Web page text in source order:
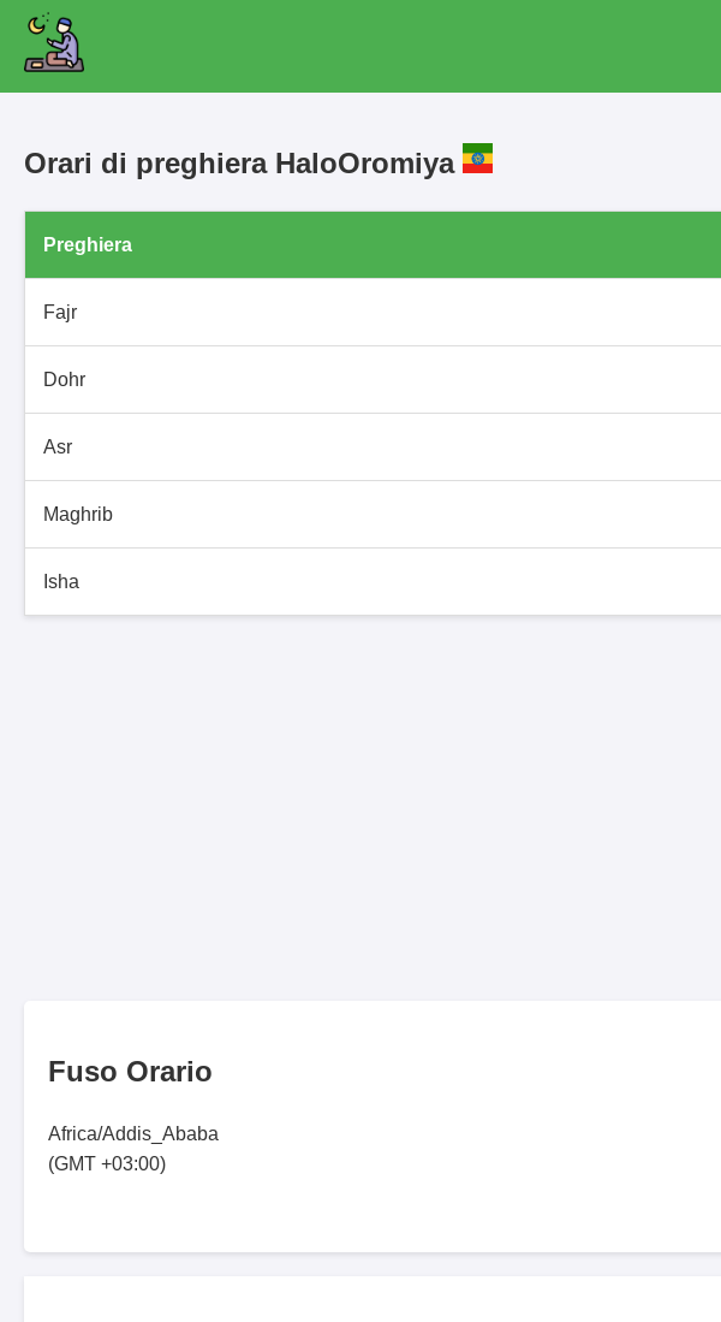
Orari di preghiera HaloOromiya
Preghiera
Fajr
Dohr
Asr
Maghrib
Isha
Fuso Orario
Africa/Addis_Ababa
(GMT +03:00)